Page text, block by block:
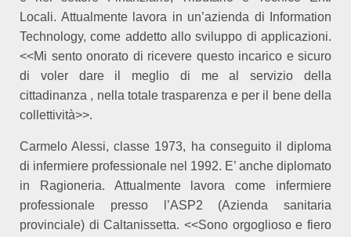
Locali. Attualmente lavora in un’azienda di Information
Technology, come addetto allo sviluppo di applicazioni.
<<Mi sento onorato di ricevere questo incarico e sicuro
di voler dare il meglio di me al servizio della
cittadinanza , nella totale trasparenza e per il bene della
collettività>>.
Carmelo Alessi, classe 1973, ha conseguito il diploma
di infermiere professionale nel 1992. E’ anche diplomato
in Ragioneria. Attualmente lavora come infermiere
professionale presso l’ASP2 (Azienda sanitaria
provinciale) di Caltanissetta. <<Sono orgoglioso e fiero